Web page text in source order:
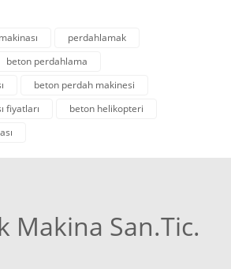
perdahlamak
beton perdahlama
beton perdah makinesi
fiyatları
beton helikopteri
Makina San.Tic.